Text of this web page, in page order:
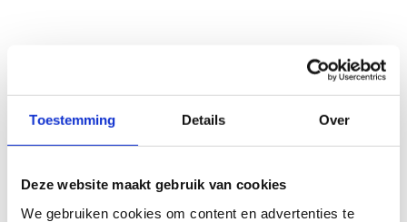
Toestemming Details Over
Deze website maakt gebruik van cookies
We gebruiken cookies om content en advertenties te